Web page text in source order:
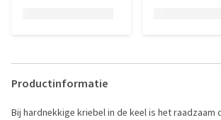
Productinformatie
Bij hardnekkige kriebel in de keel is het raadzaam